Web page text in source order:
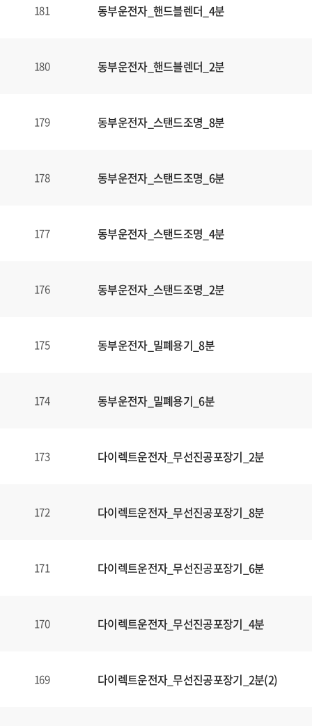
181 동부운전자_핸드블렌더_4분
180 동부운전자_핸드블렌더_2분
179 동부운전자_스탠드조명_8분
178 동부운전자_스탠드조명_6분
177 동부운전자_스탠드조명_4분
176 동부운전자_스탠드조명_2분
175 동부운전자_밀폐용기_8분
174 동부운전자_밀폐용기_6분
173 다이렉트운전자_무선진공포장기_2분
172 다이렉트운전자_무선진공포장기_8분
171 다이렉트운전자_무선진공포장기_6분
170 다이렉트운전자_무선진공포장기_4분
169 다이렉트운전자_무선진공포장기_2분(2)